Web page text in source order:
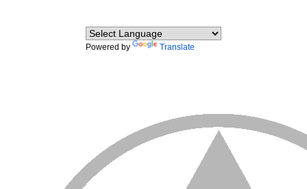
Powered by Translate